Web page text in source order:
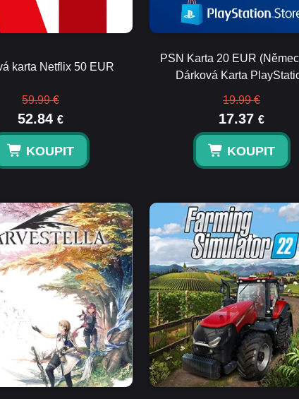
karta Netflix 50 EUR
59.99 €
52.84 €
KOUPIT
PSN Karta 20 EUR
Dárková Karta
19.99 €
17.37 €
KOUPIT